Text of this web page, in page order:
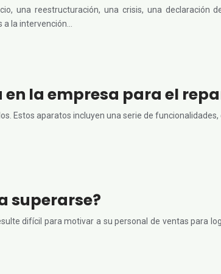
una reestructuración, una crisis, una declaración
la intervención…
la empresa para el
Estos aparatos incluyen una serie de
superarse?
difícil para motivar a su personal de ventas para